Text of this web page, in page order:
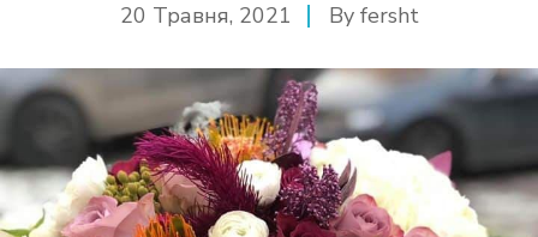
20 Травня, 2021 By fersht